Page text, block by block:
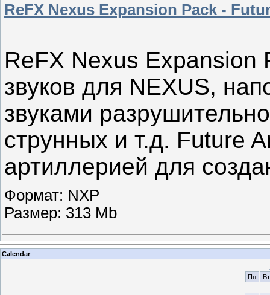
ReFX Nexus Expansion Pack -
ReFX Nexus Expansion
звуков для NEXUS,
звуками
струнных и т.д. Future
артиллерией для
Формат: NXP
Размер: 313 Mb
Calendar
Пн
Вт